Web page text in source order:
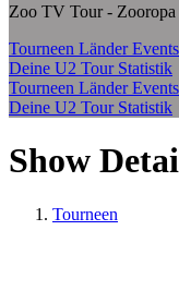
Zoo TV Tour - Zooropa
Tourneen LänderEvents
Deine U2 Tour Statistik
Tourneen LänderEvents
Deine U2 Tour Statistik
Show
Tourneen